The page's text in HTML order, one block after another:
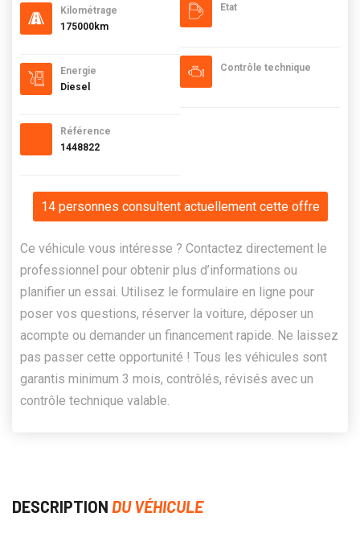
Kilométrage
175000km
Energie
Diesel
Référence
1448822
Etat
Contrôle technique
14 personnes consultent actuellement cette offre
Ce véhicule vous intéresse ? Contactez directement le
professionnel pour obtenir plus d’informations ou
planifier un essai. Utilisez le formulaire en ligne pour
poser vos questions, réserver la voiture, déposer un
acompte ou demander un financement rapide. Ne laissez
pas passer cette opportunité ! Tous les véhicules sont
garantis minimum 3 mois, contrôlés, révisés avec un
contrôle technique valable.
DESCRIPTION DU VÉHICULE